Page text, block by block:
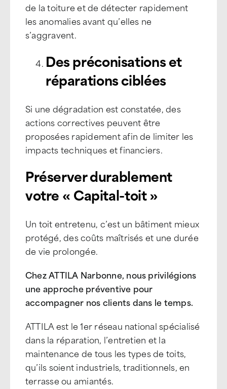
de la toiture et de détecter rapidement
les anomalies avant qu’elles ne
s’aggravent.
Des préconisations et
réparations ciblées
Si une dégradation est constatée, des
actions correctives peuvent être
proposées rapidement afin de limiter les
impacts techniques et financiers.
Préserver durablement
votre « Capital-toit »
Un toit entretenu, c’est un bâtiment mieux
protégé, des coûts maîtrisés et une durée
de vie prolongée.
Chez ATTILA Narbonne, nous privilégions
une approche préventive pour
accompagner nos clients dans le temps.
ATTILA est le 1er réseau national spécialisé
dans la réparation, l’entretien et la
maintenance de tous les types de toits,
qu’ils soient industriels, traditionnels, en
terrasse ou amiantés.